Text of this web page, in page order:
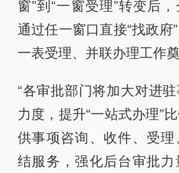
窗”到“一窗受理”转变后
通过任一窗口直接“找政府
一表受理、并联办理工作奠
“各审批部门将加大对进
力度，提升“一站式办理”
供事项咨询、收件、受理
结服务，强化后台审批力